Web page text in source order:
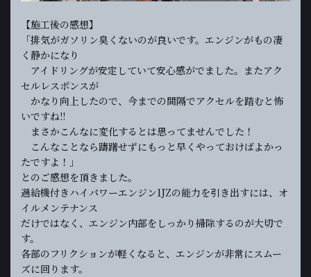
【施工後の感想】
「排気がガソリン臭くないのが良いです。エンジンがもの凄
く静かになり
アイドリングが安定していて安心感がでました。またアク
セルレスポンスが
かなり向上したので、今までの間隔でアクセルを踏むと怖
いですね!!
まさかこんなに変化するとは思ってませんでした！
こんなことなら躊躇せずにもっと早くやっておけばよかっ
たですよ！」
とのご感想を頂きました。
過給機付きハイパワーエンジン1JZの能力を引き出すには、オ
イルメンテナンス
だけではなく、エンジン内部をしっかり掃除するのが大切で
す。
各部のフリクションが軽くなると、エンジンが非常にスムー
ズに回ります。